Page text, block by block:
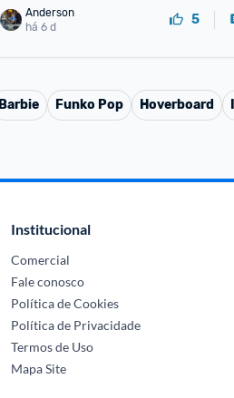
Anderson
há 6 d
5
Barbie Funko Pop Hoverboard
Institucional
Comercial
Fale conosco
Política de Cookies
Política de Privacidade
Termos de Uso
Mapa Site